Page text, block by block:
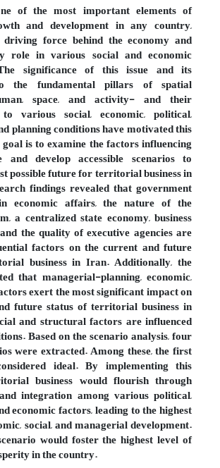
of the most important elements of
and development in any country,
force behind the economy and
role in various social and economic
significance of this issue and its
the fundamental pillars of spatial
space, and activity- and their
various social, economic, political,
planning conditions have motivated this
is to examine the factors influencing
and develop accessible scenarios to
possible future for territorial business in
findings revealed that government
economic affairs, the nature of the
a centralized state economy, business
the quality of executive agencies are
factors on the current and future
business in Iran. Additionally, the
that managerial-planning, economic,
exert the most significant impact on
future status of territorial business in
and structural factors are influenced
Based on the scenario analysis, four
were extracted. Among these, the first
ideal. By implementing this
business would flourish through
integration among various political,
economic factors, leading to the highest
social, and managerial development.
would foster the highest level of
in the country.